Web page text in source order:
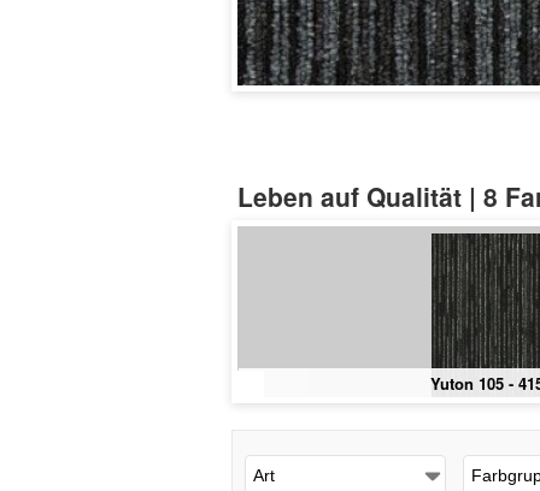
Leben auf Qualität | 8
Yuton 105 -
Art